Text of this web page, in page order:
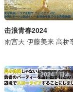
石谷春贵 榎木淳弥 神尾
白井悠介 内田彩 高桥
潘惠美 内田彩 落合福嗣
击浪青春2024
雨宫天 伊藤美来 高桥李
日本
2024